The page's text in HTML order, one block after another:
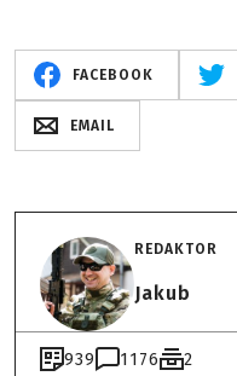
FACEBOOK
EMAIL
REDAKTOR
Jakub
939 1176 2